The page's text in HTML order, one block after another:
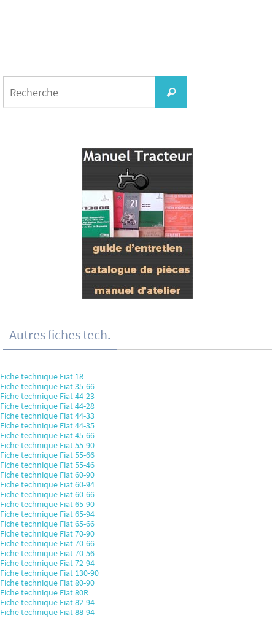
Recherche
Autres fiches tech.
Fiche technique Fiat 18
Fiche technique Fiat 35-66
Fiche technique Fiat 44-23
Fiche technique Fiat 44-28
Fiche technique Fiat 44-33
Fiche technique Fiat 44-35
Fiche technique Fiat 45-66
Fiche technique Fiat 55-90
Fiche technique Fiat 55-66
Fiche technique Fiat 55-46
Fiche technique Fiat 60-90
Fiche technique Fiat 60-94
Fiche technique Fiat 60-66
Fiche technique Fiat 65-90
Fiche technique Fiat 65-94
Fiche technique Fiat 65-66
Fiche technique Fiat 70-90
Fiche technique Fiat 70-66
Fiche technique Fiat 70-56
Fiche technique Fiat 72-94
Fiche technique Fiat 130-90
Fiche technique Fiat 80-90
Fiche technique Fiat 80R
Fiche technique Fiat 82-94
Fiche technique Fiat 88-94